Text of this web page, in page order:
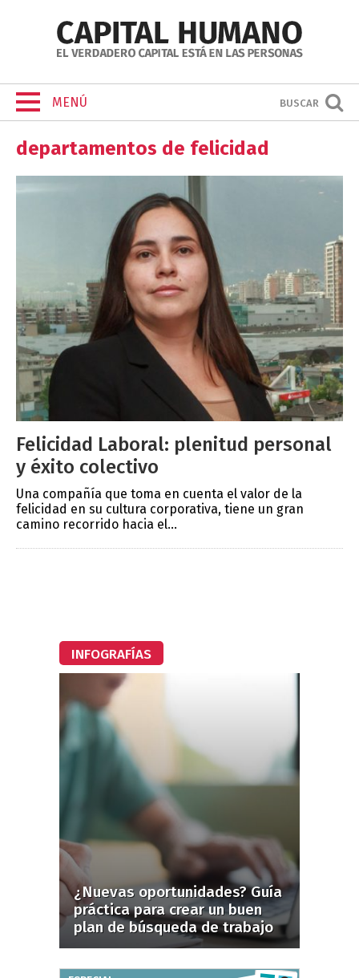
MENÚ BUSCAR
departamentos de felicidad
Felicidad Laboral: plenitud personal
y éxito colectivo
Una compañía que toma en cuenta el valor de la
felicidad en su cultura corporativa, tiene un gran
camino recorrido hacia el...
INFOGRAFÍAS
¿Nuevas oportunidades? Guía
práctica para crear un buen
plan de búsqueda de trabajo